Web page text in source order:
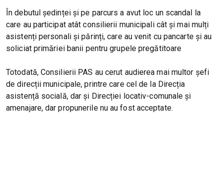
În debutul ședinței și pe parcurs a avut loc un scandal la
care au participat atât consilierii municipali cât și mai mulți
asistenți personali și părinți, care au venit cu pancarte și au
soliciat primăriei banii pentru grupele pregătitoare
Totodată, Consilierii PAS au cerut audierea mai multor șefi
de direcții municipale, printre care cel de la Direcția
asistență socială, dar și Direcției locativ-comunale și
amenajare, dar propunerile nu au fost acceptate.